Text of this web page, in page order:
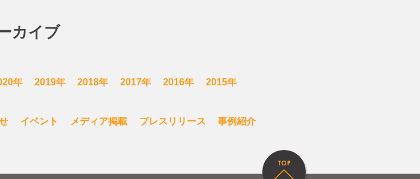
カイブ
年 2019年 2018年 2017年 2016年 2015年
イベント メディア掲載 プレスリリース 事例紹介